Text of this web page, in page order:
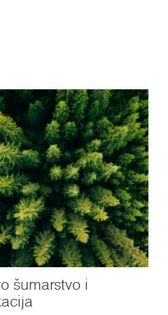
šumarstvo i